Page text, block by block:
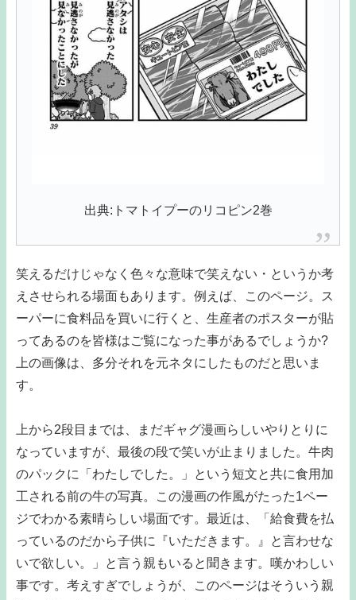
出典:トマトイプーのリコピン2巻
笑えるだけじゃなく色々な意味で笑えない・というか考
えさせられる場面もあります。例えば、このページ。ス
ーパーに食料品を買いに行くと、生産者のポスターが貼
ってあるのを皆様はご覧になった事があるでしょうか?
上の画像は、多分それを元ネタにしたものだと思いま
す。
上から2段目までは、まだギャグ漫画らしいやりとりに
なっていますが、最後の段で笑いが止まりました。牛肉
のパックに「わたしでした。」という短文と共に食用加
工される前の牛の写真。この漫画の作風がたった1ペー
ジでわかる素晴らしい場面です。最近は、「給食費を払
っているのだから子供に『いただきます。』と言わせな
いで欲しい。」と言う親もいると聞きます。嘆かわしい
事です。考えすぎでしょうが、このページはそういう親